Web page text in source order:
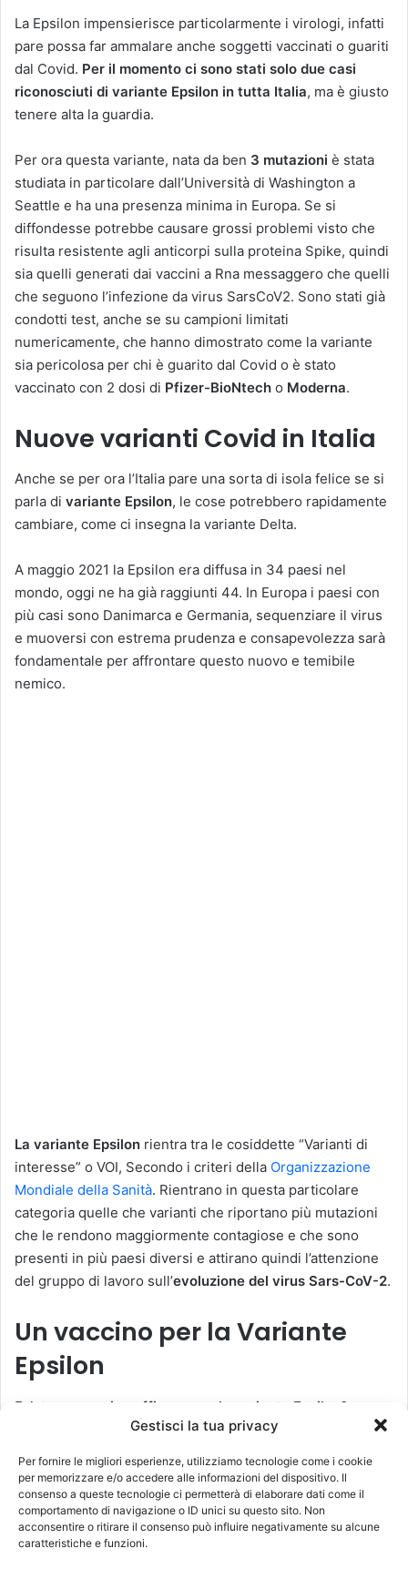
Gestisci la tua privacy
Per fornire le migliori esperienze, utilizziamo tecnologie come i cookie
per memorizzare e/o accedere alle informazioni del dispositivo. Il
consenso a queste tecnologie ci permetterà di elaborare dati come il
comportamento di navigazione o ID unici su questo sito. Non
acconsentire o ritirare il consenso può influire negativamente su alcune
caratteristiche e funzioni.
La Epsilon impensierisce particolarmente i virologi, infatti
pare possa far ammalare anche soggetti vaccinati o guariti
dal Covid. Per il momento ci sono stati solo due casi
riconosciuti di variante Epsilon in tutta Italia, ma è giusto
tenere alta la guardia.
Per ora questa variante, nata da ben 3 mutazioni è stata
studiata in particolare dall’Università di Washington a
Seattle e ha una presenza minima in Europa. Se si
diffondesse potrebbe causare grossi problemi visto che
risulta resistente agli anticorpi sulla proteina Spike, quindi
sia quelli generati dai vaccini a Rna messaggero che quelli
che seguono l’infezione da virus SarsCoV2. Sono stati già
condotti test, anche se su campioni limitati
numericamente, che hanno dimostrato come la variante
sia pericolosa per chi è guarito dal Covid o è stato
vaccinato con 2 dosi di Pfizer-BioNtech o Moderna.
Nuove varianti Covid in Italia
Anche se per ora l’Italia pare una sorta di isola felice se si
parla di variante Epsilon, le cose potrebbero rapidamente
cambiare, come ci insegna la variante Delta.
A maggio 2021 la Epsilon era diffusa in 34 paesi nel
mondo, oggi ne ha già raggiunti 44. In Europa i paesi con
più casi sono Danimarca e Germania, sequenziare il virus
e muoversi con estrema prudenza e consapevolezza sarà
fondamentale per affrontare questo nuovo e temibile
nemico.
La variante Epsilon rientra tra le cosiddette “Varianti di
interesse” o VOI, Secondo i criteri della Organizzazione
Mondiale della Sanità. Rientrano in questa particolare
categoria quelle che varianti che riportano più mutazioni
che le rendono maggiormente contagiose e che sono
presenti in più paesi diversi e attirano quindi l’attenzione
del gruppo di lavoro sull’evoluzione del virus Sars-CoV-2.
Un vaccino per la Variante
Epsilon
Esiste un vaccino efficace per la variante Epsilon ?
Difficile dare risposte, visti i tempi limitati e i pochi casi, in
attualmente disponibili potrebbe giocare un ruolo
importante per il contrasto alla diffusione di questa nuova
variante il monodoseJohnson & Johnsonsviluppato da
Janssen. L’azienda farmaceutica ha condotto delle ricerche